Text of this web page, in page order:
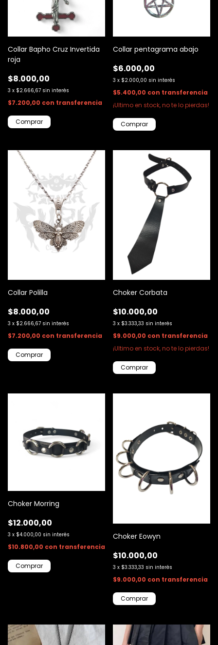
Collar Bapho Cruz Invertida
roja
$8.000,00
3 x $2.666,67 sin interés
$7.200,00 con transferencia
Collar pentagrama abajo
$6.000,00
3 x $2.000,00 sin interés
$5.400,00 con transferencia
¡Ultimo en stock, no te lo pierdas!
Collar Polilla
$8.000,00
3 x $2.666,67 sin interés
$7.200,00 con transferencia
Choker Corbata
$10.000,00
3 x $3.333,33 sin interés
$9.000,00 con transferencia
¡Ultimo en stock, no te lo pierdas!
Choker Morring
$12.000,00
3 x $4.000,00 sin interés
$10.800,00 con transferencia
Choker Eowyn
$10.000,00
3 x $3.333,33 sin interés
$9.000,00 con transferencia